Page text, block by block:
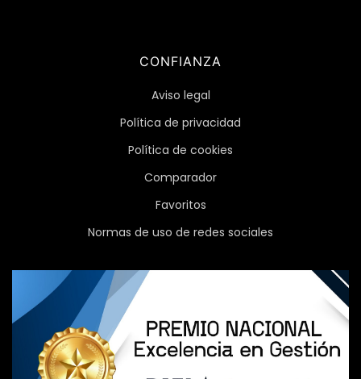
CONFIANZA
Aviso legal
Política de privacidad
Política de cookies
Comparador
Favoritos
Normas de uso de redes sociales